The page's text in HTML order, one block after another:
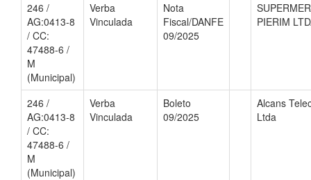
246 /
AG:0413-8
/ CC:
47488-6 /
M
(Municipal)
Verba
Vinculada
Nota
Fiscal/DANFE
09/2025
PIERIM
246 /
AG:0413-8
/ CC:
47488-6 /
M
(Municipal)
Verba
Vinculada
Boleto
09/2025
Alcans
Ltda